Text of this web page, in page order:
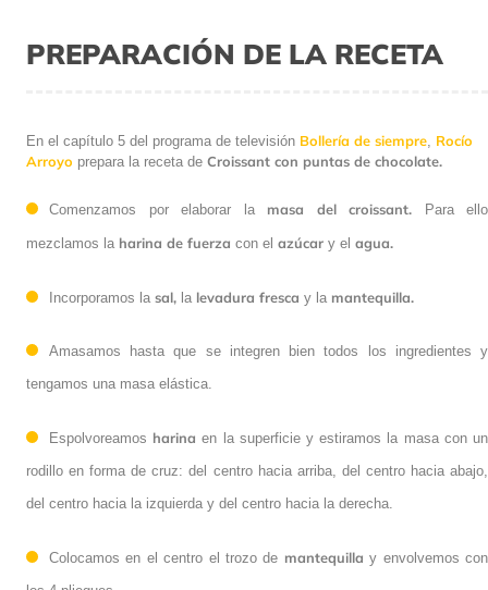
PREPARACIÓN DE LA RECETA
En el capítulo 5 del programa de televisión Bollería de siempre Rocío
Arroyo prepara la receta de Croissant con puntas de chocolate.
Comenzamos por elaborar la masa del croissant. Para ello
mezclamos la harina de fuerza con el azúcar y el agua.
Incorporamos la sal, la levadura fresca y la mantequilla.
Amasamos hasta que se integren bien todos los ingredientes y
tengamos una masa elástica.
Espolvoreamos harina en la superficie y estiramos la masa con un
rodillo en forma de cruz: del centro hacia arriba, del centro hacia abajo,
del centro hacia la izquierda y del centro hacia la derecha.
Colocamos en el centro el trozo de mantequilla y envolvemos con